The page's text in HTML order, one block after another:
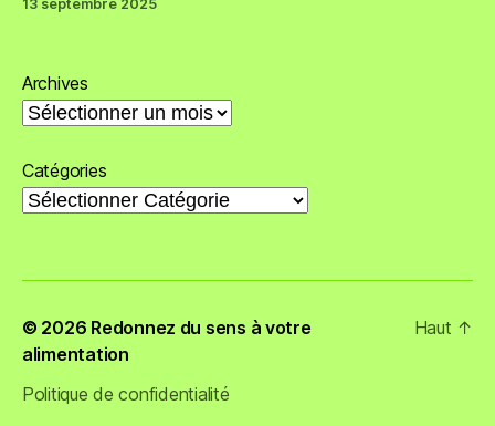
13 septembre 2025
Archives
Catégories
© 2026 Redonnez du sens à votre
alimentation
Politique de confidentialité
Haut ↑